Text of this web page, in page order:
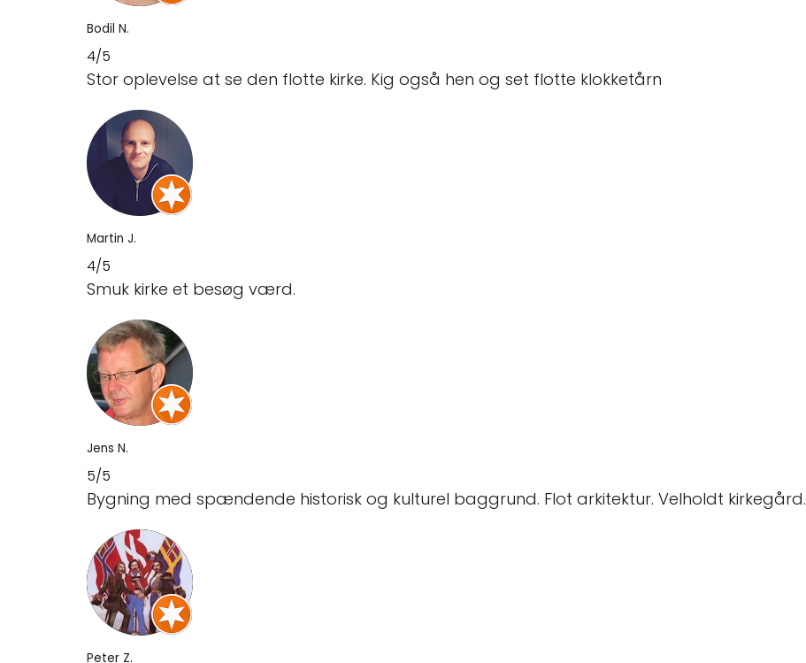
Bodil N.
4/5
Stor oplevelse at se den flotte kirke. Kig også hen og set flotte klokketårn
Martin J.
4/5
Smuk kirke et besøg værd.
Jens N.
5/5
Bygning med spændende historisk og kulturel baggrund. Flot arkitektur. Velholdt kirkegård.
Peter Z.